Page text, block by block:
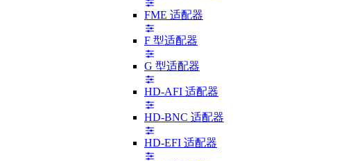
FME 适配器
F 型适配器
G 型适配器
HD-AFI 适配器
HD-BNC 适配器
HD-EFI 适配器